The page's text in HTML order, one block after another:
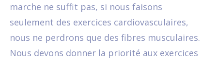
marche ne suffit pas, si nous faisons
seulement des exercices cardiovasculaires,
nous ne perdrons que des fibres musculaires.
Nous devons donner la priorité aux exercices